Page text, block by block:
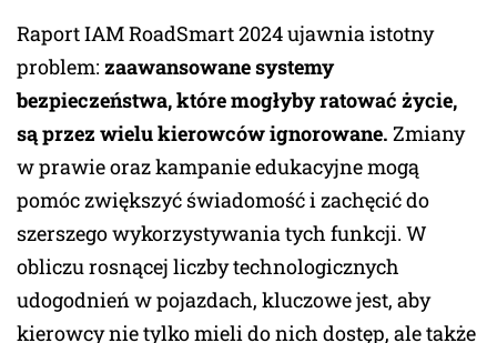
Raport IAM RoadSmart 2024 ujawnia istotny
problem: zaawansowane systemy
bezpieczeństwa, które mogłyby ratować życie,
są przez wielu kierowców ignorowane. Zmiany
w prawie oraz kampanie edukacyjne mogą
pomóc zwiększyć świadomość i zachęcić do
szerszego wykorzystywania tych funkcji. W
obliczu rosnącej liczby technologicznych
udogodnień w pojazdach, kluczowe jest, aby
kierowcy nie tylko mieli do nich dostęp, ale także